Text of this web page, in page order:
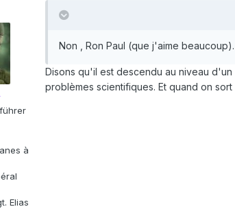
à
Elias
Non , Ron Paul (que j'aime
Disons qu'il est descendu au niveau
problèmes scientifiques. Et quand on